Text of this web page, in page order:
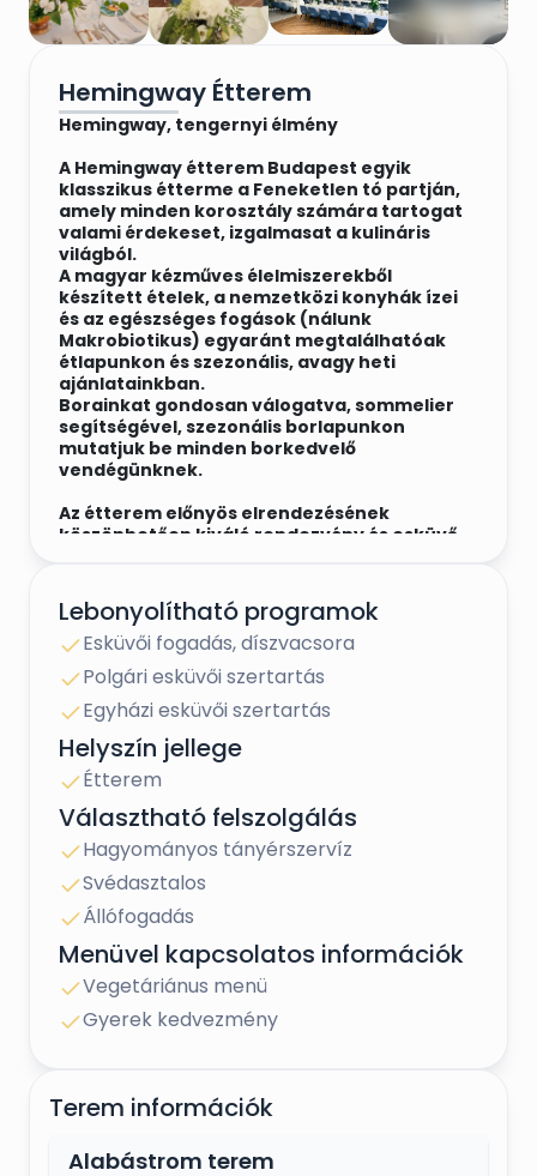
Hemingway Étterem
Hemingway, tengernyi élmény
A Hemingway étterem Budapest egyik
klasszikus étterme a Feneketlen tó partján,
amely minden korosztály számára tartogat
valami érdekeset, izgalmasat a kulináris
világból.
A magyar kézműves élelmiszerekből
készített ételek, a nemzetközi konyhák ízei
és az egészséges fogások (nálunk
Makrobiotikus) egyaránt megtalálhatóak
étlapunkon és szezonális, avagy heti
ajánlatainkban.
Borainkat gondosan válogatva, sommelier
segítségével, szezonális borlapunkon
mutatjuk be minden borkedvelő
vendégünknek.
Az étterem előnyös elrendezésének
köszönhetően kiváló rendezvény és esküvő
Brunch büféasztallal várjuk a családokat és
az apróságoknak szórakoztató
programokkal kedveskedünk.
Naprakészen és rugalmasan igyekszünk
szolgálni vendégeink igényeit és megfelelni
minden elvárásnak amelyeket
megfogalmaznak.
Lebonyolítható programok
Esküvői fogadás, díszvacsora
Polgári esküvői szertartás
Egyházi esküvői szertartás
Helyszín jellege
Étterem
Választható felszolgálás
Hagyományos tányérszervíz
Svédasztalos
Állófogadás
Menüvel kapcsolatos információk
Vegetáriánus menü
Gyerek kedvezmény
Terem információk
Alabástrom terem